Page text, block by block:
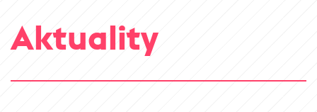
Aktuality